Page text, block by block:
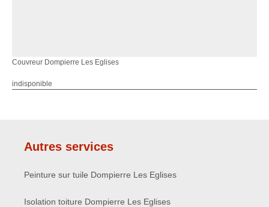
Couvreur Dompierre Les Eglises
indisponible
Autres services
Peinture sur tuile Dompierre Les Eglises
Isolation toiture Dompierre Les Eglises